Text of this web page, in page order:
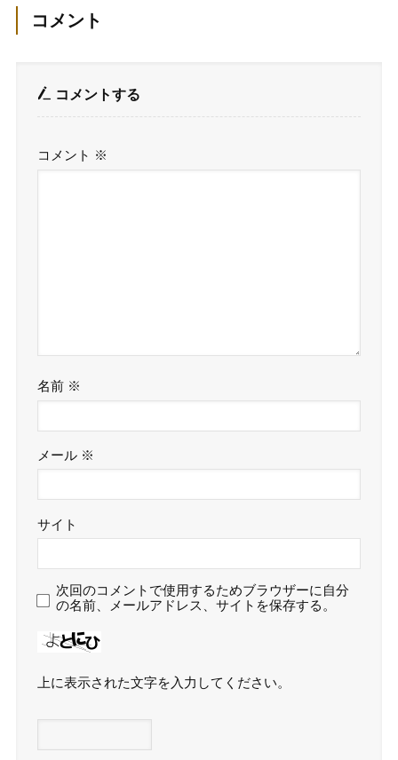
コメント
コメントする
コメント ※
名前 ※
メール ※
サイト
次回のコメントで使用するためブラウザーに自分
の名前、メールアドレス、サイトを保存する。
上に表示された文字を入力してください。